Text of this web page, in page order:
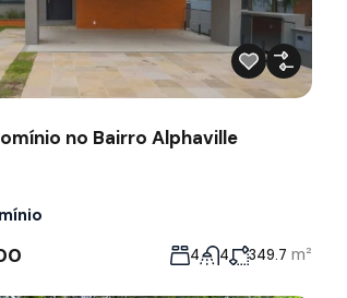
no Bairro Alphaville
4 4 349.7 m²